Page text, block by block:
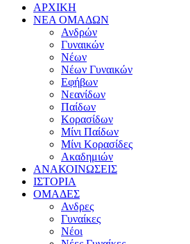
ΑΡΧΙΚΗ
ΝΕΑ ΟΜΑΔΩΝ
Ανδρών
Γυναικών
Νέων
Νέων Γυναικών
Εφήβων
Νεανίδων
Παίδων
Κορασίδων
Μίνι Παίδων
Μίνι Κορασίδες
Ακαδημιών
ΑΝΑΚΟΙΝΩΣΕΙΣ
ΙΣΤΟΡΙΑ
ΟΜΑΔΕΣ
Ανδρες
Γυναίκες
Νέοι